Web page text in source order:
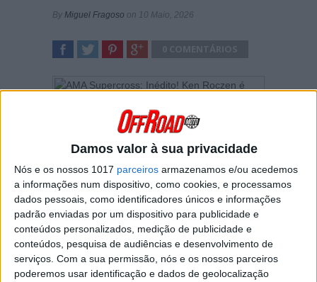
Damos valor à sua privacidade
Nós e os nossos 1017 parceiros armazenamos e/ou acedemos
a informações num dispositivo, como cookies, e processamos
dados pessoais, como identificadores únicos e informações
padrão enviadas por um dispositivo para publicidade e
conteúdos personalizados, medição de publicidade e
conteúdos, pesquisa de audiências e desenvolvimento de
serviços. Com a sua permissão, nós e os nossos parceiros
poderemos usar identificação e dados de geolocalização
By Miguel Fragoso on 10 Maio, 2026
Ken Roczen conseguiu finalmente o
impossível! O piloto alemão concretizou aquilo
que muitos julgavam impensável, não apenas
esta temporada — recuperando de uma
desvantagem de 31 pontos para Hunter
Lawrence no campeonato — mas também
superando a gravíssima lesão no braço sofrida
há quase uma década, que parecia destinada
a terminar a sua carreira, para finalmente
conquistar a placa #1 do Monster Energy AMA
Supercross 450SX.